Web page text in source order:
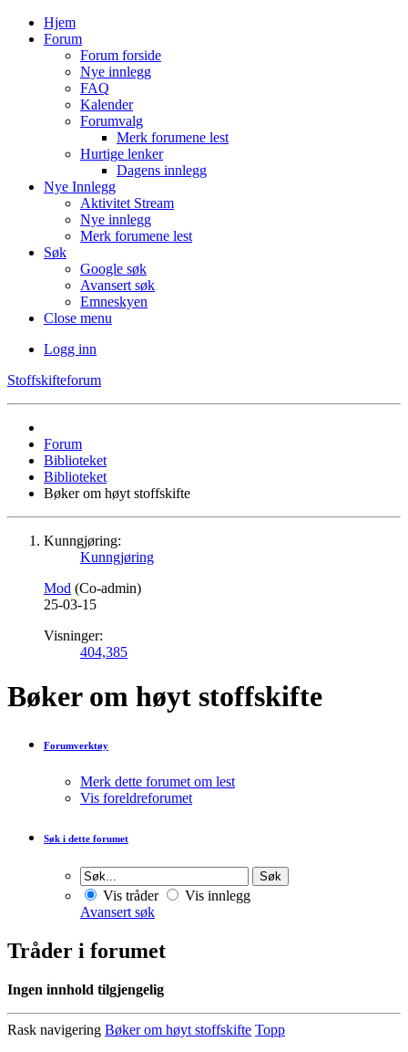
Hjem
Forum
Forum forside
Nye innlegg
FAQ
Kalender
Forumvalg
Merk forumene lest
Hurtige lenker
Dagens innlegg
Nye Innlegg
Aktivitet Stream
Nye innlegg
Merk forumene lest
Søk
Google søk
Avansert søk
Emneskyen
Close menu
Logg inn
Stoffskifteforum
Forum
Biblioteket
Biblioteket
Bøker om høyt stoffskifte
Kunngjøring:
Kunngjøring
Mod (Co-admin)
25-03-15
Visninger:
404,385
Bøker om høyt stoffskifte
Forumverktøy
Merk dette forumet om lest
Vis foreldreforumet
Søk i dette forumet
Vis tråder
Vis innlegg
Avansert søk
Tråder i forumet
Ingen innhold tilgjengelig
Rask navigering Bøker om høyt stoffskifte Topp